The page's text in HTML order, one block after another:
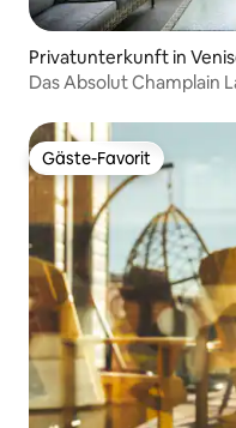
Privatunterkunft in
Das Absolut Champlain
Gäste-Favorit
Gäste-Favorit